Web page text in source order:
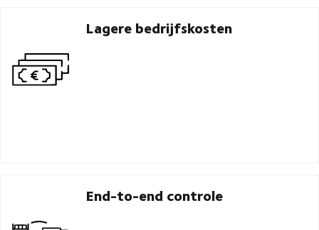
Lagere bedrijfskosten
End-to-end controle